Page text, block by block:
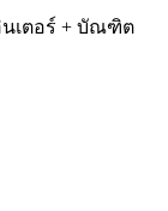
นเตอร์ + บัณฑิต